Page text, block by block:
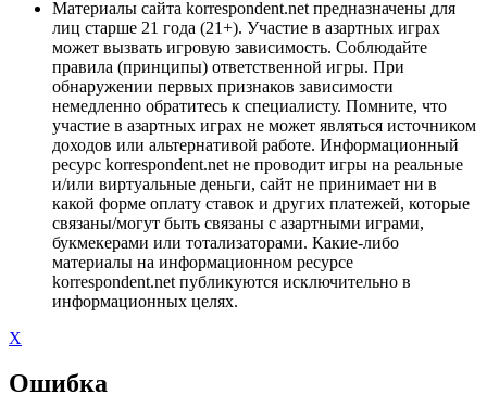
Материалы сайта korrespondent.net предназначены для
лиц старше 21 года (21+). Участие в азартных играх
может вызвать игровую зависимость. Соблюдайте
правила (принципы) ответственной игры. При
обнаружении первых признаков зависимости
немедленно обратитесь к специалисту. Помните, что
участие в азартных играх не может являться источником
доходов или альтернативой работе. Информационный
ресурс korrespondent.net не проводит игры на реальные
и/или виртуальные деньги, сайт не принимает ни в
какой форме оплату ставок и других платежей, которые
связаны/могут быть связаны с азартными играми,
букмекерами или тотализаторами. Какие-либо
материалы на информационном ресурсе
korrespondent.net публикуются исключительно в
информационных целях.
X
Ошибка